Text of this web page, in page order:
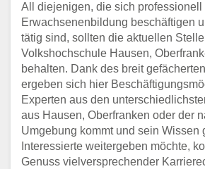
All diejenigen, die sich professionell
Erwachsenenbildung beschäftigen
tätig sind, sollten die aktuellen
Volkshochschule Hausen,
behalten. Dank des breit
ergeben sich hier
Experten aus den
aus Hausen, Oberfranken oder der
Umgebung kommt und sein Wissen
Interessierte weitergeben möchte,
Genuss vielversprechender